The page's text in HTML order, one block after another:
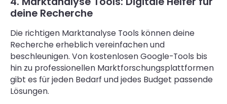
deine Recherche
Die richtigen Marktanalyse Tools können deine
Recherche erheblich vereinfachen und
beschleunigen. Von kostenlosen Google-Tools bis
hin zu professionellen Marktforschungsplattformen
gibt es für jeden Bedarf und jedes Budget passende
Lösungen.